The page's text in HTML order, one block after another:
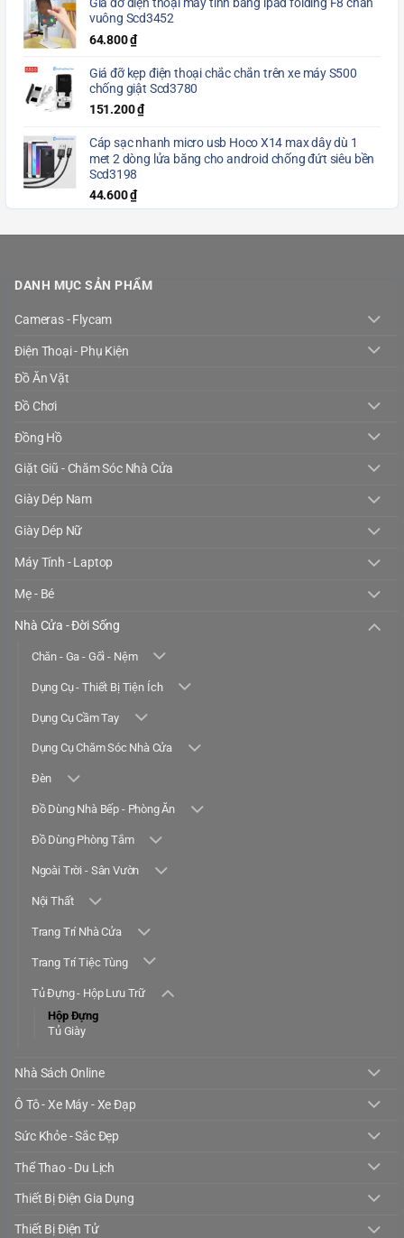
Giá đỡ điện thoại máy tính bảng ipad folding F8 chân
vuông Scd3452
64.800₫
Giá đỡ kẹp điện thoại chắc chắn trên xe máy S500
chống giật Scd3780
151.200₫
Cáp sạc nhanh micro usb Hoco X14 max dây dù 1
met 2 dòng lửa băng cho android chống đứt siêu bền
Scd3198
44.600₫
DANH MỤC SẢN PHẨM
Cameras - Flycam
Điện Thoại - Phụ Kiện
Đồ Ăn Vặt
Đồ Chơi
Đồng Hồ
Giặt Giũ - Chăm Sóc Nhà Cửa
Giày Dép Nam
Giày Dép Nữ
Máy Tính - Laptop
Mẹ - Bé
Nhà Cửa - Đời Sống
Chăn - Ga - Gối - Nệm
Dụng Cụ - Thiết Bị Tiện Ích
Dụng Cụ Cầm Tay
Dụng Cụ Chăm Sóc Nhà Cửa
Đèn
Đồ Dùng Nhà Bếp - Phòng Ăn
Đồ Dùng Phòng Tắm
Ngoài Trời - Sân Vườn
Nội Thất
Trang Trí Nhà Cửa
Trang Trí Tiệc Tùng
Tủ Đựng - Hộp Lưu Trữ
Hộp Đựng
Tủ Giày
Nhà Sách Online
Ô Tô - Xe Máy - Xe Đạp
Sức Khỏe - Sắc Đẹp
Thể Thao - Du Lịch
Thiết Bị Điện Gia Dụng
Thiết Bị Điện Tử